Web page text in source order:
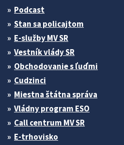
Podcast
Stan sa policajtom
E-služby MV SR
Vestník vlády SR
Obchodovanie s ľuďmi
Cudzinci
Miestna štátna správa
Vládny program ESO
Call centrum MV SR
E-trhovisko